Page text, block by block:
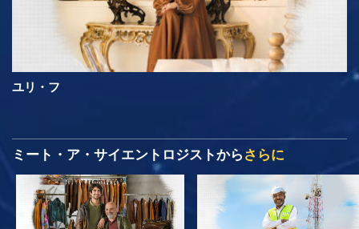
ユリ・フ
ミート・ア・サイエントロジストからさらに